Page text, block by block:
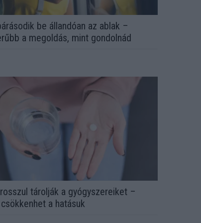
be állandóan az ablak –
a megoldás, mint gondolnád
tárolják a gyógyszereiket –
a hatásuk